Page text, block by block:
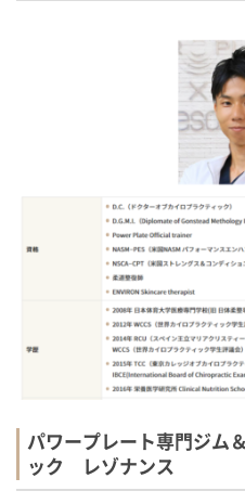
パワープレート専門ジム
ック レゾナンス